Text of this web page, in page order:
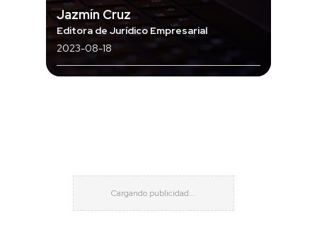
Jazmín Cruz
Editora de Jurídico Empresarial
2023-08-18